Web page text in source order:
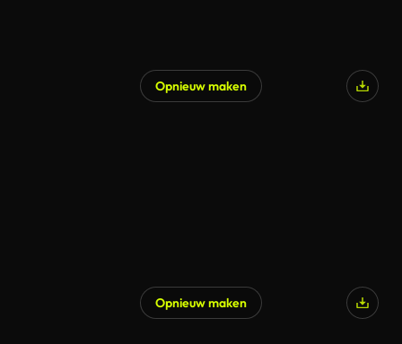
Opnieuw maken
Opnieuw maken